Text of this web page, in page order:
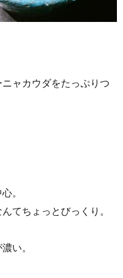
ャカウダをたっぷりつ
。
てちょっとびっくり。
い。